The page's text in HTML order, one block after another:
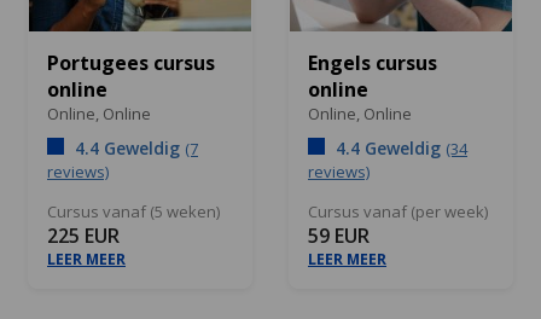
Portugees cursus
online
Online, Online
4.4 Geweldig (7
reviews)
Cursus vanaf (5 weken)
225 EUR
LEER MEER
Engels cursus
online
Online, Online
4.4 Geweldig (34
reviews)
Cursus vanaf (per week)
59 EUR
LEER MEER